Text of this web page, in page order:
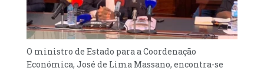
O ministro de Estado para a Coordenação
Económica, José de Lima Massano, encontra-se